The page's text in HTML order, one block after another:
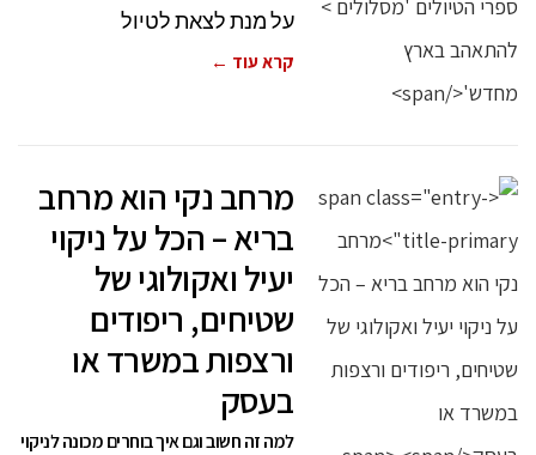
על מנת לצאת לטיול
קרא עוד ←
מרחב נקי הוא מרחב
בריא – הכל על ניקוי
יעיל ואקולוגי של
שטיחים, ריפודים
ורצפות במשרד או
בעסק
למה זה חשוב וגם איך בוחרים מכונה לניקוי